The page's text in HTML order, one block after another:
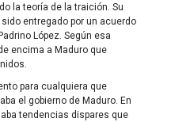
la teoría de la traición. Su
entregado por un acuerdo
López. Según esa
encima a Maduro que
para cualquiera que
el gobierno de Maduro. En
tendencias dispares que